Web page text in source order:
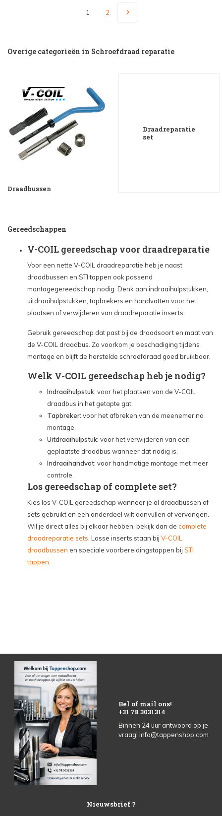
1 2
Overige categorieën in Schroefdraad reparatie
Draadbussen
Draadreparatie
set
Gereedschappen
V-COIL gereedschap voor draadreparatie
Voor een nette V-COIL draadreparatie heb je naast
draadbussen en STI tappen ook passend
montagegereedschap nodig. Denk aan indraaihulpstukken,
uitdraaihulpstukken, tapbrekers en handvatten voor het
plaatsen of verwijderen van draadreparatie inserts.
Gebruik gereedschap dat past bij de draadsoort en maat van
de V-COIL draadbus. Zo voorkom je beschadiging tijdens
montage en blijft de herstelde schroefdraad goed bruikbaar.
Welk V-COIL gereedschap heb je nodig?
Indraaihulpstuk: voor het plaatsen van de V-COIL
draadbus in het getapte gat.
Tapbreker: voor het afbreken van de meenemer na
montage.
Uitdraaihulpstuk: voor het verwijderen van een
geplaatste draadbus wanneer dat nodig is.
Indraaihandvat: voor handmatige montage met meer
controle.
Los gereedschap of complete set?
Kies los V-COIL gereedschap wanneer je al draadbussen of
sets gebruikt en een onderdeel wilt aanvullen of vervangen.
Wil je direct alles bij elkaar hebben, bekijk dan de complete
draadreparatie sets. Losse inserts staan bij V-COIL
draadbussen en speciale voorbereidingstappen bij STI
tappen.
Bel of mail ons!
+31 78 3031314
Binnen 24 uur antwoord op je
vraag! info@tappenshop.com
Nieuwsbrief ?